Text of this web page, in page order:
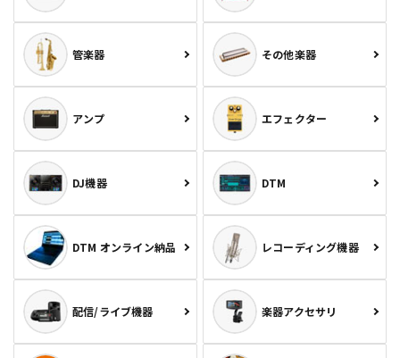
管楽器 その他楽器
アンプ エフェクター
DJ機器 DTM
DTM オンライン納品 レコーディング機器
配信/ライブ機器 楽器アクセサリ